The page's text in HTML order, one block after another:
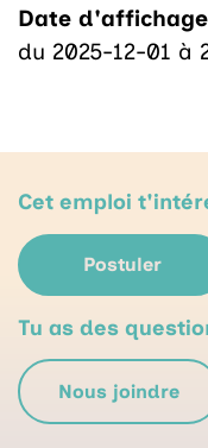
Date
du 2025-12-01 à
Cet emploi
Postuler
Tu as des
Nous joindre